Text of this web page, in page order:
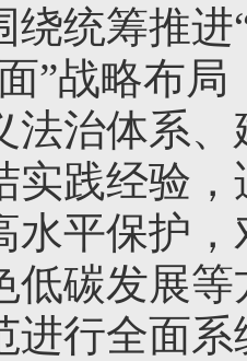
绕统筹推
”战略布
法治体系
实践经验
水平保护
低碳发展
进行全面